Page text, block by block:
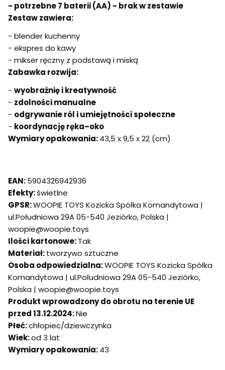
- potrzebne 7 baterii (AA) - brak w zestawie
Zestaw zawiera:
- blender kuchenny
- ekspres do kawy
- mikser ręczny z podstawą i miską
Zabawka rozwija:
- wyobraźnię i kreatywność
- zdolności manualne
- odgrywanie ról i umiejętności społeczne
- koordynację ręka–oko
Wymiary opakowania:43,5 x 9,5 x 22 (cm)
EAN:5904326942936
Efekty:świetlne
GPSR:WOOPIE TOYS Kozicka Spółka Komandytowa |
ul.Południowa 29A 05-540 Jeziórko, Polska |
woopie@woopie.toys
Ilości kartonowe:Tak
Materiał:tworzywo sztuczne
Osoba odpowiedzialna:WOOPIE TOYS Kozicka Spółka
Komandytowa | ul.Południowa 29A 05-540 Jeziórko,
Polska | woopie@woopie.toys
Produkt wprowadzony do obrotu na terenie UE
przed 13.12.2024:Nie
Płeć:chłopiec/dziewczynka
Wiek:od 3 lat
Wymiary opakowania:43